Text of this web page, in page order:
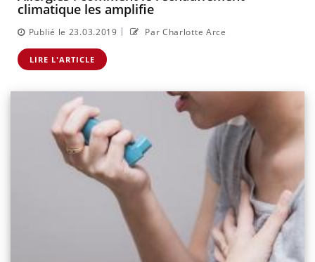
climatique les amplifie
Publié le 23.03.2019 | Par Charlotte Arce
LIRE L'ARTICLE